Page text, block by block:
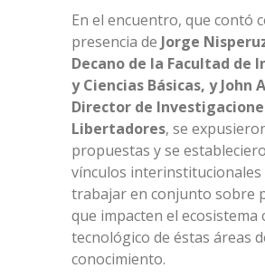
En el encuentro, que contó
presencia de Jorge
Decano de la Facultad de
y Ciencias Básicas, y John
Director de
Libertadores, se
propuestas y se
vínculos interinstitucionales
trabajar en conjunto sobre
que impacten el ecosistema
tecnológico de éstas áreas
conocimiento.